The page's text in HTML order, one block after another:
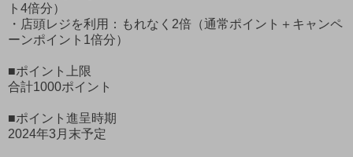
ト4倍分）
・店頭レジを利用：もれなく2倍（通常ポイント＋キャンペ
ーンポイント1倍分）
■ポイント上限
合計1000ポイント
■ポイント進呈時期
2024年3月末予定